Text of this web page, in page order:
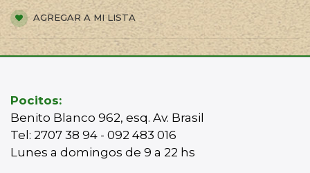
AGREGAR A MI LISTA
Pocitos:
Benito Blanco 962, esq. Av. Brasil
Tel: 2707 38 94 - 092 483 016
Lunes a domingos de 9 a 22 hs